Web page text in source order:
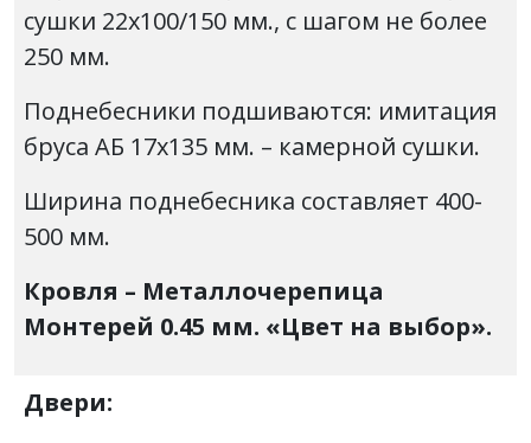
сушки 22х100/150 мм., с шагом не более
250 мм.
Поднебесники подшиваются: имитация
бруса АБ 17х135 мм. – камерной сушки.
Ширина поднебесника составляет 400-
500 мм.
Кровля – Металлочерепица
Монтерей 0.45 мм. «Цвет на выбор».
Двери: